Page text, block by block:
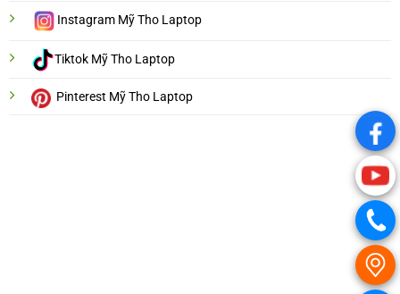
Instagram Mỹ Tho Laptop
Tiktok Mỹ Tho Laptop
Pinterest Mỹ Tho Laptop
.
.
.
.